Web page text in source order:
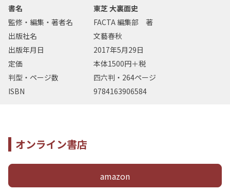
書名
東芝 大裏面史
監修・編集・著者名
FACTA 編集部 著
出版社名
文藝春秋
出版年月日
2017年5月29日
定価
本体1500円＋税
判型・ページ数
四六判・264ページ
ISBN
9784163906584
オンライン書店
amazon